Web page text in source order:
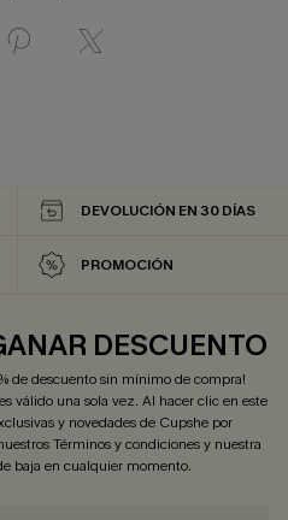
DEVOLUCIÓN EN 30 DÍAS
PROMOCIÓN
DESCUENTO
de descuento sin mínimo de compra!
válido una sola vez. Al hacer clic en este
y novedades de Cupshe por
Términos y condicionesy nuestra
baja en cualquier momento.